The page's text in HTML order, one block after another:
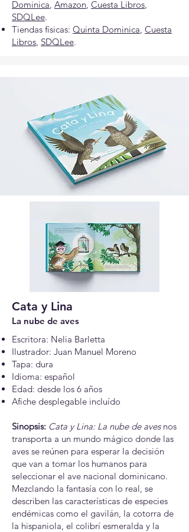
Dominica, Amazon, Cuesta Libros,
SDQLee.
Tiendas físicas: Quinta Dominica, Cuesta
Libros, SDQLee.
Cata y Lina
La nube de aves
Escritora: Nelia Barletta
Ilustrador: Juan Manuel Moreno
Tapa: dura
Idioma: español
Edad: desde los 6 años
Afiche desplegable incluído
Sinopsis: Cata y Lina: La nube de aves nos
transporta a un mundo mágico donde las
aves se reúnen para esperar la decisión
que van a tomar los humanos para
seleccionar el ave nacional dominicano.
Mezclando la fantasía con lo real, se
describen las características de especies
endémicas como el gavilán, la cotorra de
la hispaniola, el colibrí esmeralda y la